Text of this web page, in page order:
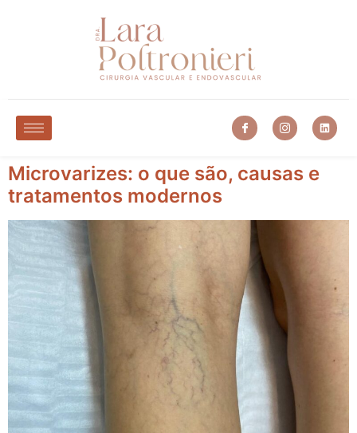
Microvarizes: o que são, causas e
tratamentos modernos